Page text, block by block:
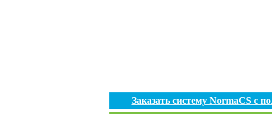
Заказать систему NormaCS с